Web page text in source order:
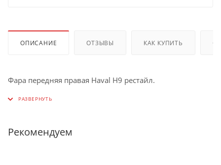
ОПИСАНИЕ ОТЗЫВЫ КАК КУПИТЬ
Фара передняя правая Haval H9 рестайл.
Рекомендуем